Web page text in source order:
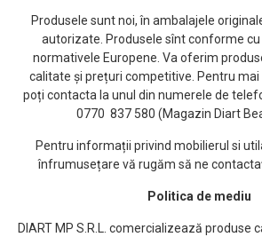
Produsele sunt noi, în ambalajele
autorizate. Produsele sînt conforme
normativele Europene. Va oferim
calitate și prețuri competitive. Pentru
poți contacta la unul din numerele de
0770 837 580 (Magazin Diart
Pentru informații privind mobilierul si
înfrumusețare vă rugăm să ne
Politica de mediu
DIART MP S.R.L. comercializează produse